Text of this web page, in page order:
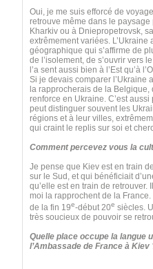
Oui, je me suis efforcé de
retrouve même dans le paysage
Kharkiv ou à Dniepropetrovsk,
extrêmement variées.
géographique qui s’affirme de
de l’isolement, de s’ouvrir vers
l’a sent aussi bien à l’Est qu’à
Si je devais comparer l’Ukraine
la rapprocherais de la Belgique,
renforce en Ukraine. C’est
peut distinguer souvent les
régions et à leur villes,
qui craint le replis sur soi et
Comment percevez vous la
Je pense que Kiev est en train
sur le Sud, et qui bénéficiait
qu’elle est en train de
moi la rapprochent de la
de la fin 19e-début 20e siècles.
très soucieux de pouvoir se
Quelle place occupe la langue
l’Ambassade de France à Kiev